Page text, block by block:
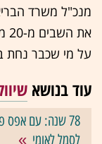
מנכ"ל משרד
על מי שכבר נחת
עוד בנושא
78 שנה: עם
לסמל לאומי